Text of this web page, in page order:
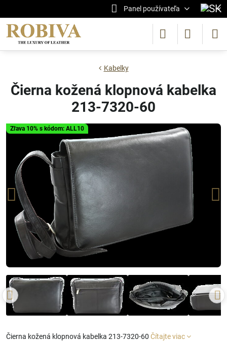
Panel používateľa
Zľava 10% s kódom: ALL10
Kabelky
Čierna kožená klopnová kabelka
213-7320-60
Čierna kožená klopnová kabelka 213-7320-60 Čítajte viac